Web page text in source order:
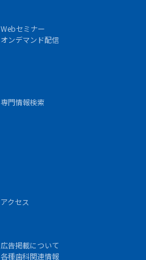
Webセミナー
オンデマンド配信
専門情報検索
アクセス
広告掲載について
各種歯科関連情報